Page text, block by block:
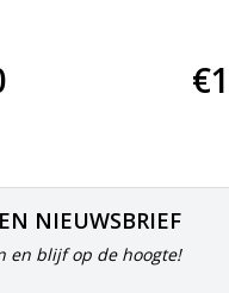
NIEUWSBRIEF
en blijf op de hoogte!